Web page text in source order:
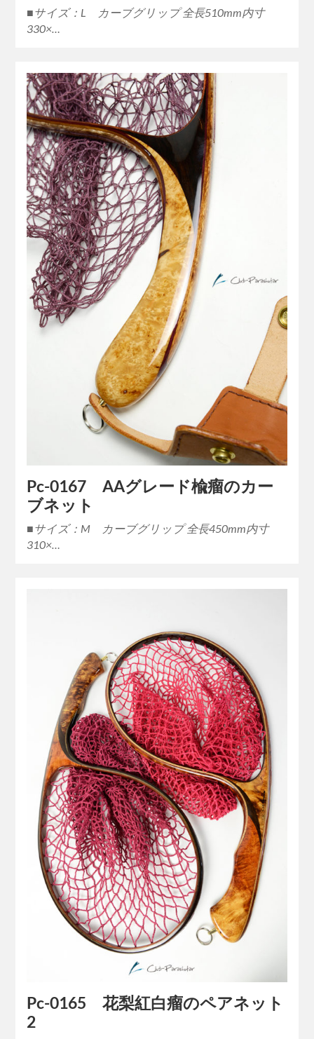
■サイズ：L カーブグリップ 全長510mm内寸
330×…
Pc-0167 AAグレード楡瘤のカー
ブネット
■サイズ：M カーブグリップ 全長450mm内寸
310×…
Pc-0165 花梨紅白瘤のペアネット
2